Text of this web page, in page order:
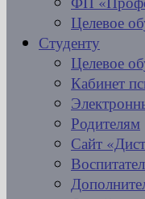
Целевое
Студенту
Целевое
Кабинет
Родителям
Сайт